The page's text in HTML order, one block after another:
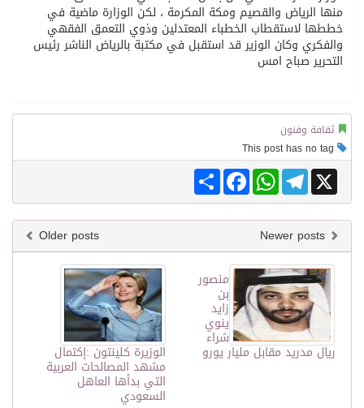
منها الرياض والقصيم ومكة المكرمة ، لكن الوزارة ماضية في
خططها لاستقطاب الخطباء المعتدلين وذوي التعمق الفقهي
والفكري وكان الوزير قد استقبل في مكتبة بالرياض الناشر رئيس
التحرير صباح امس
ثقافة وفنون
Share
FacebookWhatsAppTelegram X
Older posts
الوزيرة كلينتون :إكتمال
مشهد المصالحات العربية
التي بدأها العاهل
السعودي
منصور
بن
زايد
ينوي
شراء
ريال مدريد مقابل مليار يورو